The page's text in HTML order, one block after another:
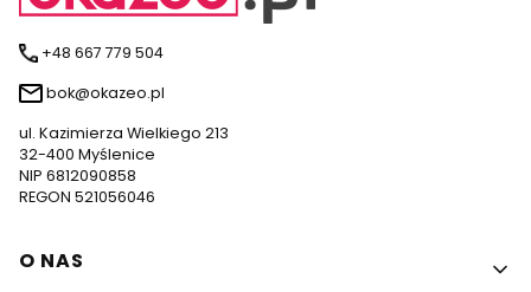
+48 667 779 504
bok@okazeo.pl
ul. Kazimierza Wielkiego 213
32-400 Myślenice
NIP 6812090858
REGON 521056046
Linki w stopce
O NAS